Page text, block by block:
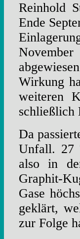
Reinhold
Ende
Wirkung
weiteren
schließlich
Da
Unfall. 27
also in
Graphit-
Gase
geklärt,
zur Folge